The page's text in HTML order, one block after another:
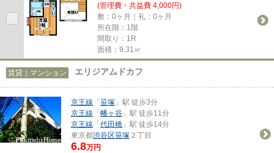
(管理費・共益費 4,000円)
敷：0ヶ月｜礼：0ヶ月
所在階：1階
間取り：1R
面積：9.31㎡
賃貸｜マンション エリジアムドカフ
京王線 「笹塚 」駅 徒歩3分
京王線 「幡ヶ谷 」駅 徒歩11分
京王線 「代田橋 」駅 徒歩14分
東京都渋谷区笹塚 ２丁目
6.8万円